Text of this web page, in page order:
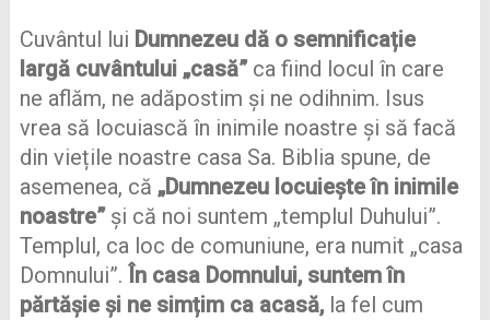
Cuvântul lui Dumnezeu dă o semnificație
largă cuvântului „casă” ca fiind locul în care
ne aflăm, ne adăpostim și ne odihnim. Isus
vrea să locuiască în inimile noastre și să facă
din viețile noastre casa Sa. Biblia spune, de
asemenea, că „Dumnezeu locuiește în inimile
noastre”și că noi suntem „templul Duhului”.
Templul, ca loc de comuniune, era numit „casa
Domnului”. În casa Domnului, suntem în
părtășie și ne simțim ca acasă,la fel cum